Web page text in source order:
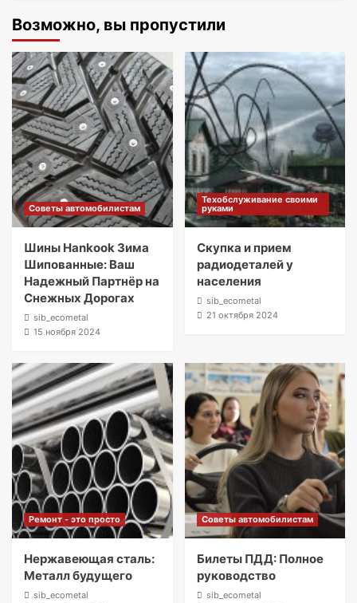
Возможно, вы пропустили
Советы автомобилистам
Шины Hankook Зима
Шипованные: Ваш
Надежный Партнёр на
Снежных Дорогах
sib_ecometal
15 ноября 2024
Техобслуживание своими
руками
Скупка и прием
радиодеталей у
населения
sib_ecometal
21 октября 2024
Ремонт - это просто
Нержавеющая сталь:
Металл будущего
sib_ecometal
Советы автомобилистам
Билеты ПДД: Полное
руководство
sib_ecometal